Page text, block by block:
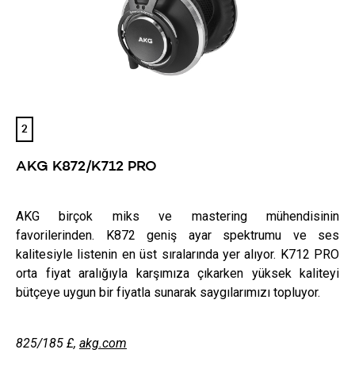
2
AKG K872/K712 PRO
AKG birçok miks ve mastering mühendisinin
favorilerinden. K872 geniş ayar spektrumu ve ses
kalitesiyle listenin en üst sıralarında yer alıyor. K712 PRO
orta fiyat aralığıyla karşımıza çıkarken yüksek kaliteyi
bütçeye uygun bir fiyatla sunarak saygılarımızı topluyor.
825/185 £, akg.com